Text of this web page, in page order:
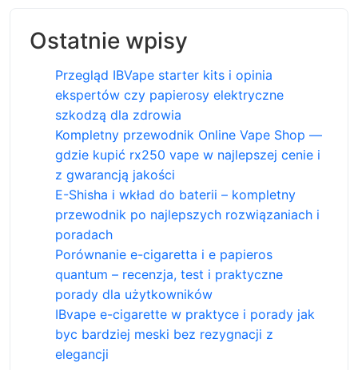
Ostatnie wpisy
Przegląd IBVape starter kits i opinia
ekspertów czy papierosy elektryczne
szkodzą dla zdrowia
Kompletny przewodnik Online Vape Shop —
gdzie kupić rx250 vape w najlepszej cenie i
z gwarancją jakości
E-Shisha i wkład do baterii – kompletny
przewodnik po najlepszych rozwiązaniach i
poradach
Porównanie e-cigaretta i e papieros
quantum – recenzja, test i praktyczne
porady dla użytkowników
IBvape e-cigarette w praktyce i porady jak
byc bardziej meski bez rezygnacji z
elegancji